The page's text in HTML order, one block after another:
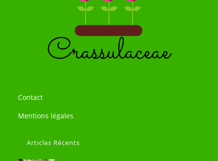
Contact
Mentions légales
Articles Récents